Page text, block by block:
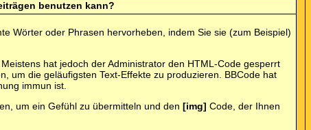
benutzen kann?
Wörter oder Phrasen hervorheben, indem Sie sie (zum Beispiel)
hat jedoch der Administrator den HTML-Code gesperrt
um die geläufigsten Text-Effekte zu produzieren. BBCode hat
immun ist.
um ein Gefühl zu übermitteln und den [img] Code, der Ihnen